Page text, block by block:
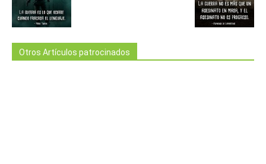
Otros Artículos patrocinados